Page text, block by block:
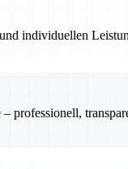
individuellen
professionell,